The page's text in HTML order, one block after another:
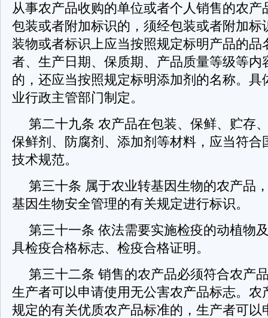
从事农产品收购的单位或者个人销售的农产
包装或者附加标识的，须经包装或者附加标
装物或者标识上应当按照规定标明产品的品
者、生产日期、保质期、产品质量等级等内
的，还应当按照规定标明添加剂的名称。具
业行政主管部门制定。
第二十九条 农产品在包装、保鲜、贮存
保鲜剂、防腐剂、添加剂等材料，应当符合
技术规范。
第三十条 属于农业转基因生物的农产品
基因生物安全管理的有关规定进行标识。
第三十一条 依法需要实施检疫的动植物
具检疫合格标志、检疫合格证明。
第三十二条 销售的农产品必须符合农产
生产者可以申请使用无公害农产品标志。农
规定的有关优质农产品标准的，生产者可以